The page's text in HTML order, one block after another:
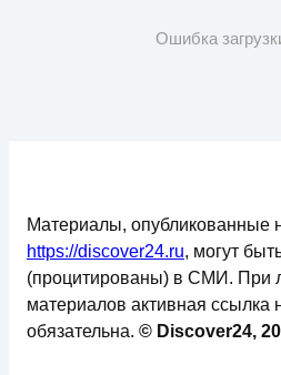
Ошибка
Материалы, опубликованные
https://discover24.ru, могут
(процитированы) в СМИ. При
материалов активная ссылка
обязательна. © Discover24,